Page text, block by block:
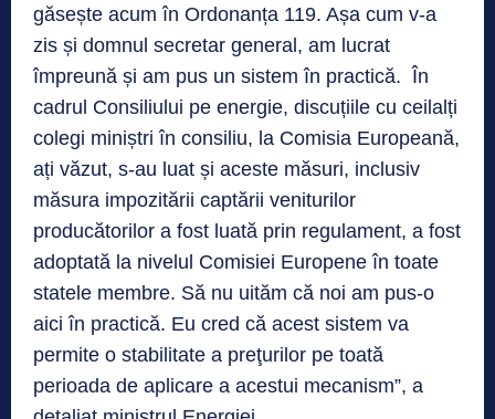
găsește acum în Ordonanța 119. Așa cum v-a
zis și domnul secretar general, am lucrat
împreună și am pus un sistem în practică. În
cadrul Consiliului pe energie, discuțiile cu ceilalți
colegi miniștri în consiliu, la Comisia Europeană,
ați văzut, s-au luat și aceste măsuri, inclusiv
măsura impozitării captării veniturilor
producătorilor a fost luată prin regulament, a fost
adoptată la nivelul Comisiei Europene în toate
statele membre. Să nu uităm că noi am pus-o
aici în practică. Eu cred că acest sistem va
permite o stabilitate a preţurilor pe toată
perioada de aplicare a acestui mecanism”, a